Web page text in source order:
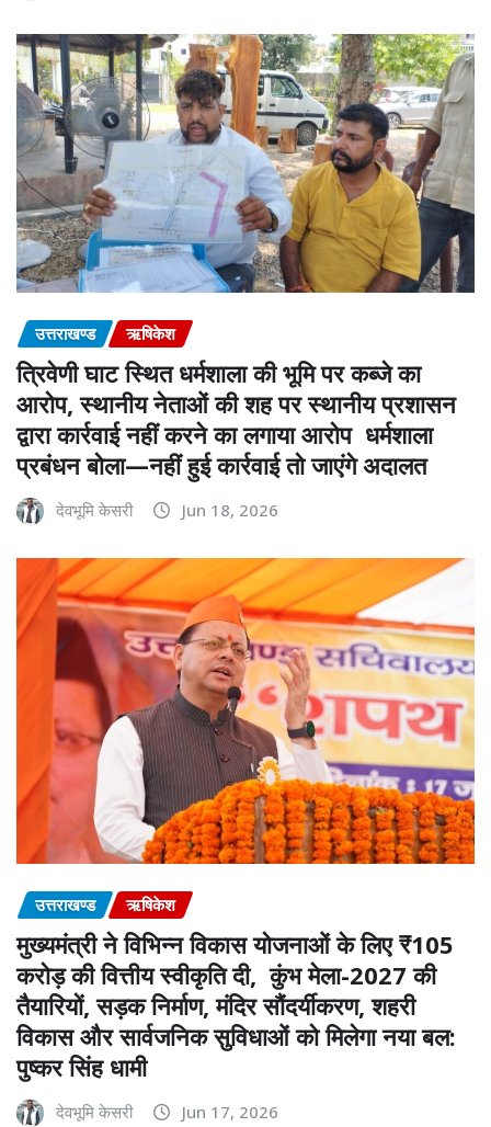
उत्तराखण्ड ऋषिकेश
त्रिवेणी घाट स्थित धर्मशाला की भूमि पर कब्जे का
आरोप, स्थानीय नेताओं की शह पर स्थानीय प्रशासन
द्वारा कार्रवाई नहीं करने का लगाया आरोप धर्मशाला
प्रबंधन बोला—नहीं हुई कार्रवाई तो जाएंगे अदालत
देवभूमि केसरी Jun 18, 2026
उत्तराखण्ड ऋषिकेश
मुख्यमंत्री ने विभिन्न विकास योजनाओं के लिए ₹105
करोड़ की वित्तीय स्वीकृति दी, कुंभ मेला-2027 की
तैयारियों, सड़क निर्माण, मंदिर सौंदर्यीकरण, शहरी
विकास और सार्वजनिक सुविधाओं को मिलेगा नया बल:
पुष्कर सिंह धामी
देवभूमि केसरी Jun 17, 2026